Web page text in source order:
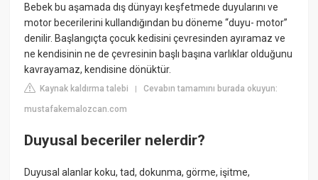
Bebek bu aşamada dış dünyayı keşfetmede duyularını ve
motor becerilerini kullandığından bu döneme “duyu- motor”
denilir. Başlangıçta çocuk kedisini çevresinden ayıramaz ve
ne kendisinin ne de çevresinin başlı başına varlıklar olduğunu
kavrayamaz, kendisine dönüktür.
Kaynak kaldırma talebi |Cevabın tamamını burada okuyun:
mustafakemalozcan.com
Duyusal beceriler nelerdir?
Duyusal alanlar koku, tad, dokunma, görme, işitme,